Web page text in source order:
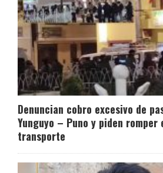
Denuncian cobro excesivo de
Yunguyo – Puno y piden
transporte